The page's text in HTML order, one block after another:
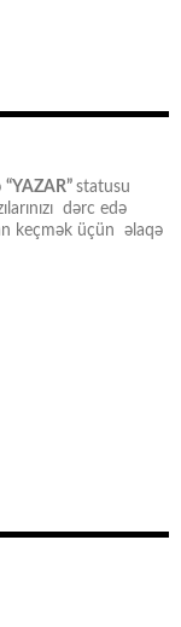
“YAZAR” statusu
dərc edə
keçmək üçün əlaqə